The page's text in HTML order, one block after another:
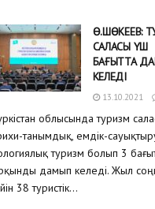
Ө.ШӨКЕЕВ:
САЛАСЫ ҮШ
БАҒЫТТА
КЕЛЕДІ
13.10.2021
облысында туризм
танымдық, емдік-
туризм болып 3
дамып келеді. Жыл
38 туристік...